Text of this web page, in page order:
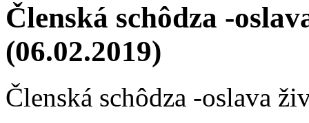
Členská schôdza -
(06.02.2019)
Členská schôdza -oslava